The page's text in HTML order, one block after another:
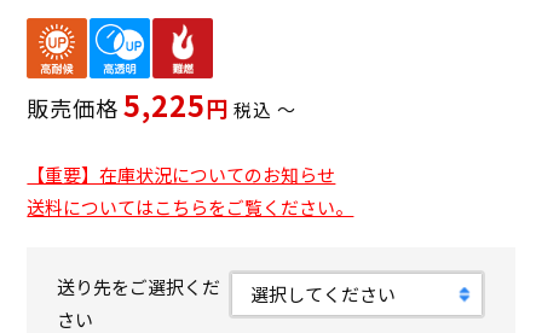
販売価格 5,225 税込 〜
【重要】在庫状況についてのお知らせ
送料についてはこちらをご覧ください。
送り先をご選択くだ
さい